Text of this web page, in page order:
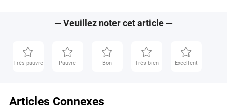
— Veuillez noter cet article —
Très pauvre Pauvre Bon Très bien Excellent
Articles Connexes